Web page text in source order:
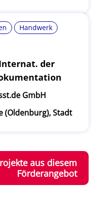
Handwerk
der
GmbH
(Oldenburg), Stadt
aus diesem
Förderangebot